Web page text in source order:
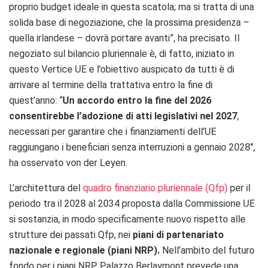
proprio budget ideale in questa scatola; ma si tratta di una
solida base di negoziazione, che la prossima presidenza –
quella irlandese – dovrà portare avanti”, ha precisato. Il
negoziato sul bilancio pluriennale è, di fatto, iniziato in
questo Vertice UE e l’obiettivo auspicato da tutti è di
arrivare al termine della trattativa entro la fine di
quest’anno: “Un accordo entro la fine del 2026
consentirebbe l’adozione di atti legislativi nel 2027,
necessari per garantire che i finanziamenti dell’UE
raggiungano i beneficiari senza interruzioni a gennaio 2028″,
ha osservato von der Leyen.
L’architettura del quadro finanziario pluriennale (Qfp) per il
periodo tra il 2028 al 2034 proposta dalla Commissione UE
si sostanzia, in modo specificamente nuovo rispetto alle
strutture dei passati Qfp, nei piani di partenariato
nazionale e regionale (piani NRP). Nell’ambito del futuro